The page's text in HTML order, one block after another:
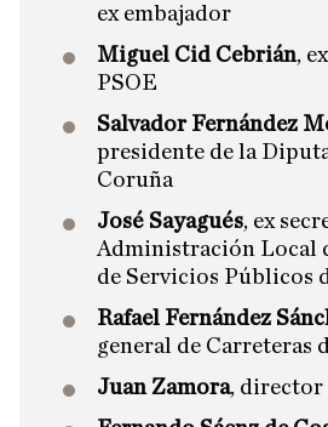
ex embajador
Miguel Cid Cebrián,
PSOE
Salvador Fernández
presidente de la
Coruña
José Sayagués, ex
Administración Local
de Servicios Públicos
Rafael Fernández
general de Carreteras
Juan Zamora, director